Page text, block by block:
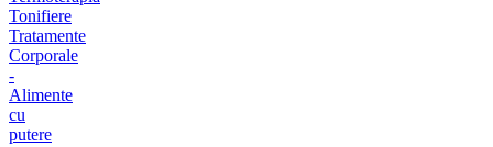
Tonifiere
Tratamente
Corporale
-
Alimente
cu
putere